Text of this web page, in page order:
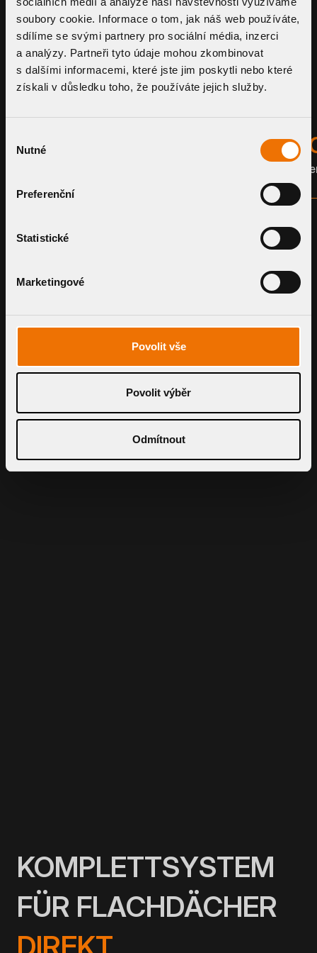
soubory cookie. Informace o tom, jak náš web používáte,
sdílíme se svými partnery pro sociální média, inzerci
a analýzy. Partneři tyto údaje mohou zkombinovat
s dalšími informacemi, které jste jim poskytli nebo které
získali v důsledku toho, že používáte jejich služby.
souhlasu
Nutné
Preferenční
Statistické
Marketingové
Povolit vše
Povolit výběr
Odmítnout
TW
KOMPLETTSYSTEM
FÜR FLACHDÄCHER
DIREKT